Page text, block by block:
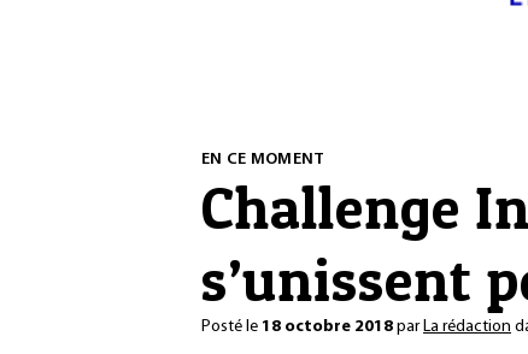
EN CE MOMENT
Challenge
s’unissent
Posté le 18 octobre 2018 par La rédaction